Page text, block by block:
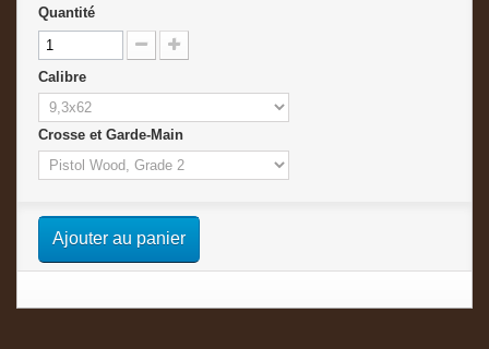
Quantité
Calibre
Crosse et Garde-Main
Ajouter au panier